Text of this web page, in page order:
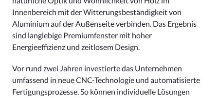
Innenbereich mit der Witterungsbeständigkeit von
Aluminium auf der Außenseite verbinden. Das Ergebnis
sind langlebige Premiumfenster mit hoher
Energieeffizienz und zeitlosem Design.
Vor rund zwei Jahren investierte das Unternehmen
umfassend in neue CNC-Technologie und automatisierte
Fertigungsprozesse. So können individuelle Lösungen